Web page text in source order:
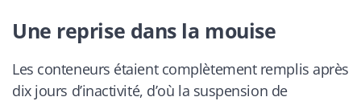
Une reprise dans la mouise
Les conteneurs étaient complètement remplis après
dix jours d’inactivité, d’où la suspension de